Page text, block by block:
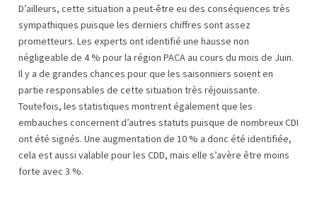
D’ailleurs, cette situation a peut-être eu des conséquences très
sympathiques puisque les derniers chiffres sont assez
prometteurs. Les experts ont identifié une hausse non
négligeable de 4 % pour la région PACA au cours du mois de Juin.
Il y a de grandes chances pour que les saisonniers soient en
partie responsables de cette situation très réjouissante.
Toutefois, les statistiques montrent également que les
embauches concernent d’autres statuts puisque de nombreux CDI
ont été signés. Une augmentation de 10 % a donc été identifiée,
cela est aussi valable pour les CDD, mais elle s’avère être moins
forte avec 3 %.